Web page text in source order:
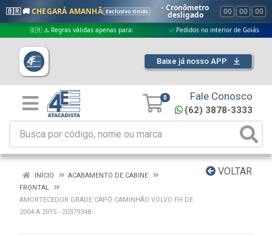
🇧🇷 🚚CHEGARÁ AMANHÃ Exclusivo Goiás - Cronômetro
desligado 00 : 00 : 00
🇧🇷 ⚠️ Regras válidas apenas para: ✅ Pedidos no interior de Goiás
Baixe já nosso APP
0 Fale Conosco
(62) 3878-3333
VOLTAR
INÍCIO
ACABAMENTO DE CABINE
FRONTAL
AMORTECEDOR GRADE CAPÔ CAMINHÃO VOLVO FH DE
2004 A 2015 - 20379348